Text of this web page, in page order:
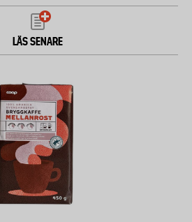
LÄS SENARE